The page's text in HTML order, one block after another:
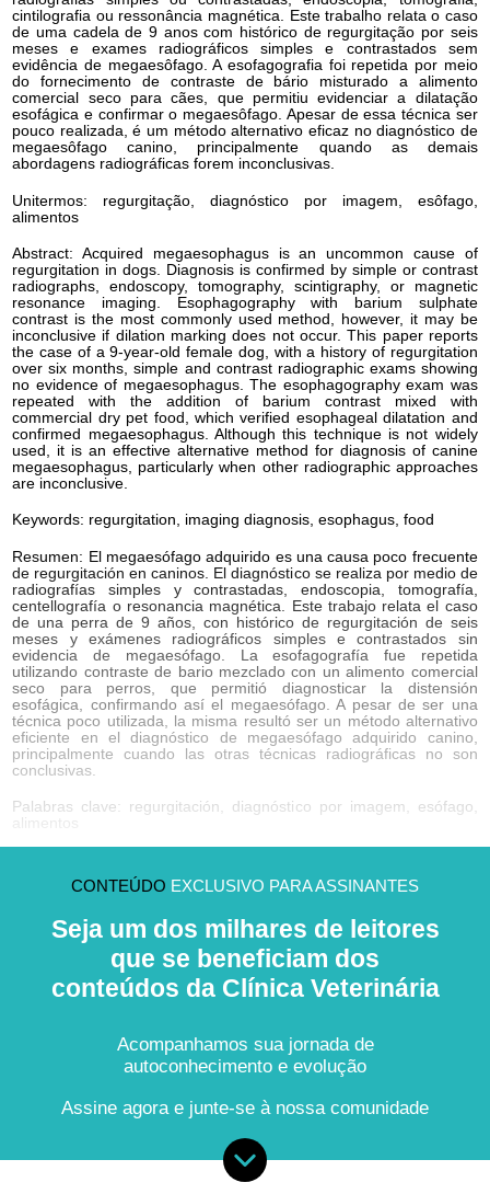
cintilografia ou ressonância magnética. Este trabalho relata o caso
de uma cadela de 9 anos com histórico de regurgitação por seis
meses e exames radiográficos simples e contrastados sem
evidência de megaesôfago. A esofagografia foi repetida por meio
do fornecimento de contraste de bário misturado a alimento
comercial seco para cães, que permitiu evidenciar a dilatação
esofágica e confirmar o megaesôfago. Apesar de essa técnica ser
pouco realizada, é um método alternativo eficaz no diagnóstico de
megaesôfago canino, principalmente quando as demais
abordagens radiográficas forem inconclusivas.
Unitermos: regurgitação, diagnóstico por imagem, esôfago,
alimentos
Abstract: Acquired megaesophagus is an uncommon cause of
regurgitation in dogs. Diagnosis is confirmed by simple or contrast
radiographs, endoscopy, tomography, scintigraphy, or magnetic
resonance imaging. Esophagography with barium sulphate
contrast is the most commonly used method, however, it may be
inconclusive if dilation marking does not occur. This paper reports
the case of a 9-year-old female dog, with a history of regurgitation
over six months, simple and contrast radiographic exams showing
no evidence of megaesophagus. The esophagography exam was
repeated with the addition of barium contrast mixed with
commercial dry pet food, which verified esophageal dilatation and
confirmed megaesophagus. Although this technique is not widely
used, it is an effective alternative method for diagnosis of canine
megaesophagus, particularly when other radiographic approaches
are inconclusive.
Keywords: regurgitation, imaging diagnosis, esophagus, food
Resumen: El megaesófago adquirido es una causa poco frecuente
de regurgitación en caninos. El diagnóstico se realiza por medio de
radiografías simples y contrastadas, endoscopia, tomografía,
centellografía o resonancia magnética. Este trabajo relata el caso
de una perra de 9 años, con histórico de regurgitación de seis
meses y exámenes radiográficos simples e contrastados sin
evidencia de megaesófago. La esofagografía fue repetida
utilizando contraste de bario mezclado con un alimento comercial
seco para perros, que permitió diagnosticar la distensión
esofágica, confirmando así el megaesófago. A pesar de ser una
técnica poco utilizada, la misma resultó ser un método alternativo
eficiente en el diagnóstico de megaesófago adquirido canino,
principalmente cuando las otras técnicas radiográficas no son
conclusivas.
Palabras clave: regurgitación, diagnóstico por imagem, esófago,
alimentos
CONTEÚDO EXCLUSIVO PARA ASSINANTES
Seja um dos milhares de leitores
que se beneficiam dos
conteúdos da Clínica Veterinária
Acompanhamos sua jornada de
autoconhecimento e evolução
Assine agora e junte-se à nossa comunidade